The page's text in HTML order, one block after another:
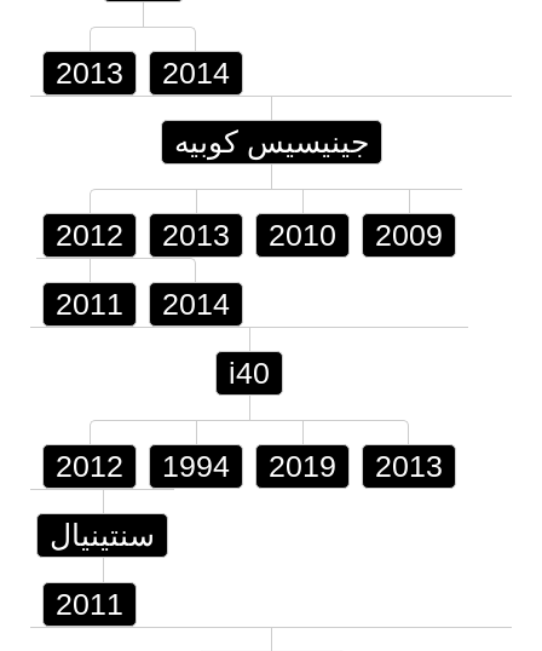
2013 2014
جينيسيس كوبيه
2012 2013 2010 2009
2011 2014
i40
2012 1994 2019 2013
سنتينيال
2011